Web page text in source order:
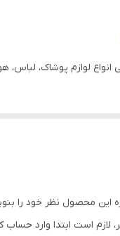
انواع لوازم پوشاک،
این محصول نظر خود را
لازم است ابتدا وارد حساب